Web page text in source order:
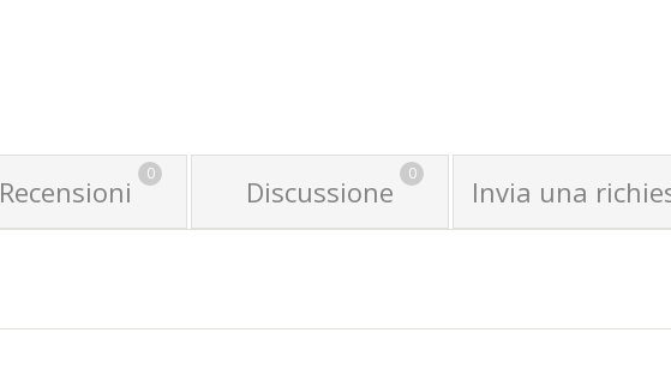
Recensioni
0
Discussione
0
Invia una